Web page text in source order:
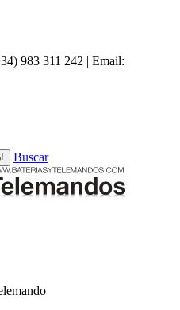
983 311 242 | Email:
Buscar